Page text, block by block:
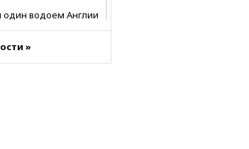
один водоем Англии
США сами
»